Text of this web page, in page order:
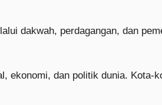
dakwah, perdagangan, dan
ekonomi, dan politik dunia. Kota-